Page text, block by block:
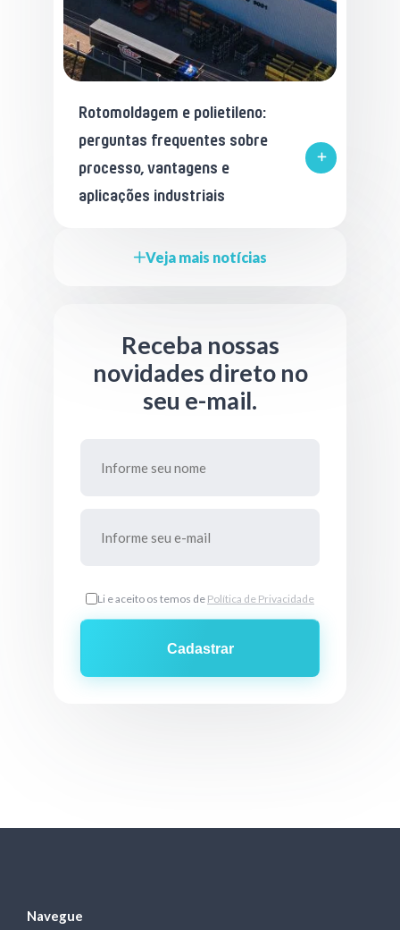
Rotomoldagem e polietileno:
perguntas frequentes sobre
processo, vantagens e
aplicações industriais
Receba nossas
novidades direto no
seu e-mail.
Li e aceito os temos de Política de Privacidade
Cadastrar
Veja mais notícias
Navegue